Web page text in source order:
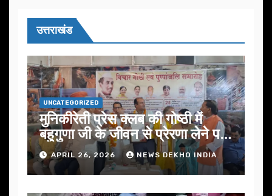
उत्तराखंड
UNCATEGORIZED
मुनिकीरेती प्रेस क्लब की गोष्ठी में
बहुगुणा जी के जीवन से प्रेरणा लेने पर
जोरAPRIL 26, 2026 NEWS DEKHO INDIA